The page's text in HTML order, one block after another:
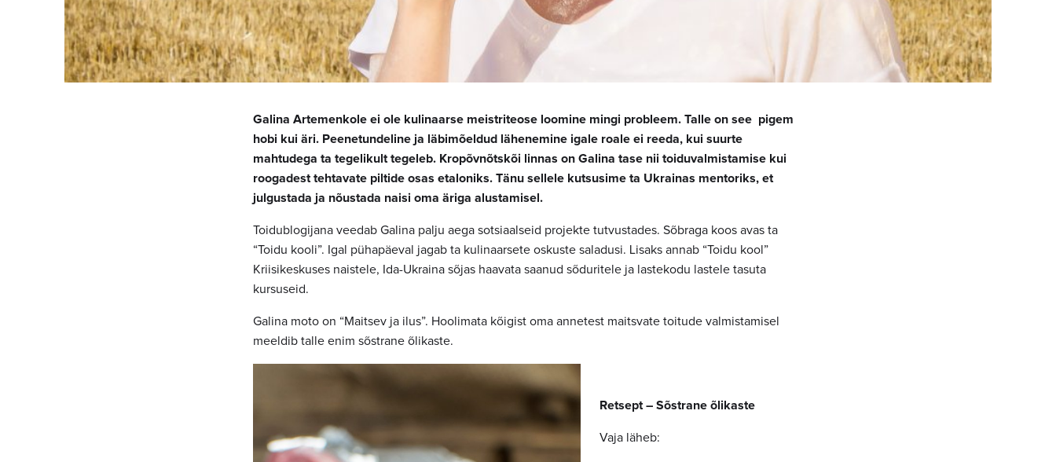
Galina Artemenkole ei ole kulinaarse meistriteose loomine mingi probleem. Talle on see pigem
hobi kui äri. Peenetundeline ja läbimõeldud lähenemine igale roale ei reeda, kui suurte
mahtudega ta tegelikult tegeleb. Kropõvnõtskõi linnas on Galina tase nii toiduvalmistamise kui
roogadest tehtavate piltide osas etaloniks. Tänu sellele kutsusime ta Ukrainas mentoriks, et
julgustada ja nõustada naisi oma äriga alustamisel.
Toidublogijana veedab Galina palju aega sotsiaalseid projekte tutvustades. Sõbraga koos avas ta
“Toidu kooli”. Igal pühapäeval jagab ta kulinaarsete oskuste saladusi. Lisaks annab “Toidu kool”
Kriisikeskuses naistele, Ida-Ukraina sõjas haavata saanud sõduritele ja lastekodu lastele tasuta
kursuseid.
Galina moto on “Maitsev ja ilus”. Hoolimata kõigist oma annetest maitsvate toitude valmistamisel
meeldib talle enim sõstrane õlikaste.
Retsept – Sõstrane õlikaste
Vaja läheb: